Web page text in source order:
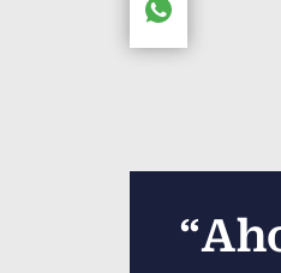
Compartir el